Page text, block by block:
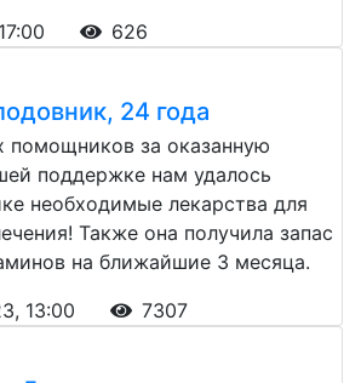
626
24 года
помощников за оказанную
поддержке нам удалось
необходимые лекарства для
Также она получила запас
на ближайшие 3 месяца.
13:00
7307